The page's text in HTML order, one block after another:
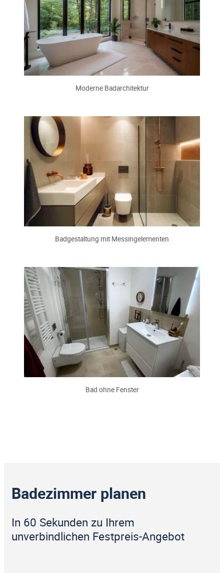
Moderne Badarchitektur
Badgestaltung mit Messingelementen
Bad ohne Fenster
Badezimmer planen
In 60 Sekunden zu Ihrem
unverbindlichen Festpreis-Angebot